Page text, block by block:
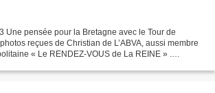
Une pensée pour la Bretagne avec le Tour de
reçues de Christian de L’ABVA, aussi membre
« Le RENDEZ-VOUS de La REINE » .